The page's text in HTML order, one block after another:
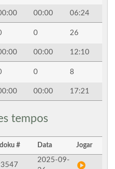
00:00 06:24
0 26
00:00 12:10
0 8
00:00 17:21
tempos
# Data Jogar
2025-09-